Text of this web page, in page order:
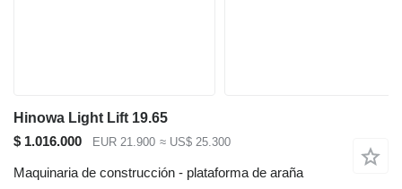
Hinowa Light Lift 19.65
$ 1.016.000
EUR 21.900 ≈ US$ 25.300
Maquinaria de construcción - plataforma de araña